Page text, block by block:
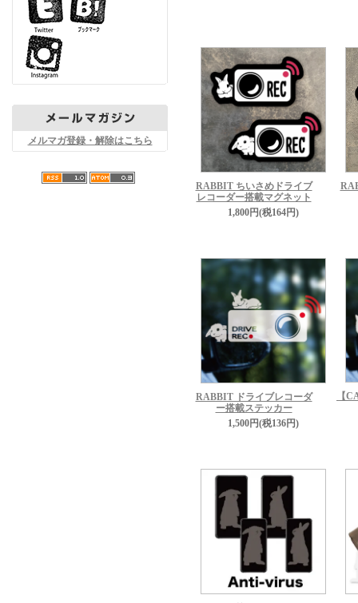
メルマガ登録・解除はこちら
RABBIT ちいさめドライブ
レコーダー搭載マグネット
1,800円(税164円)
RABBIT ドライブレコーダ
ー搭載ステッカー
1,500円(税136円)
【